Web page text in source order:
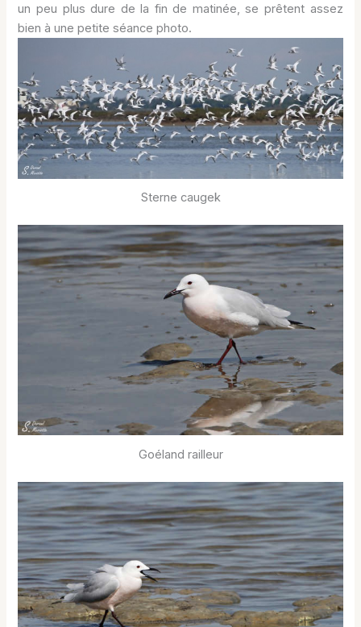
un peu plus dure de la fin de matinée, se prêtent assez
bien à une petite séance photo.
Sterne caugek
Goéland railleur